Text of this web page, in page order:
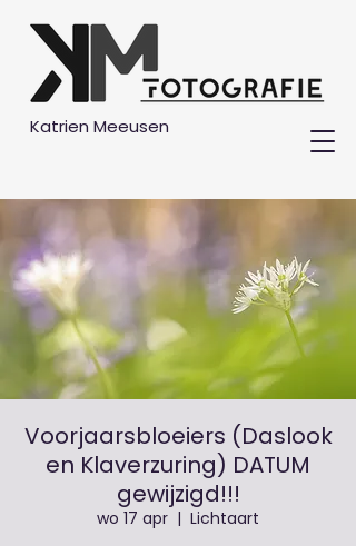
Katrien Meeusen
Voorjaarsbloeiers (Daslook
en Klaverzuring) DATUM
gewijzigd!!!
wo 17 apr
  |
Lichtaart